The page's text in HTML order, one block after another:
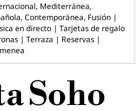
Mediterránea,
Contemporánea, Fusión |
en directo | Tarjetas de regalo
| Terraza | Reservas |
Soho